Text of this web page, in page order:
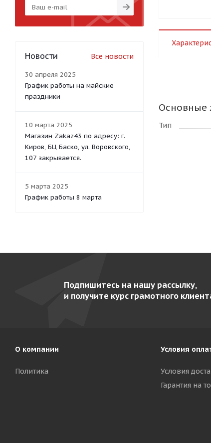
Основные
Тип
Новости Все новости
30 апреля 2025
График работы на майские
праздники
10 марта 2025
Магазин Zakaz43 по адресу: г.
Киров, БЦ Баско, ул. Воровского,
107 закрывается.
5 марта 2025
График работы 8 марта
Подпишитесь на нашу рассылку,
и получите курс грамотного
О компании
Политика
Условия
Условия
Гарантия на